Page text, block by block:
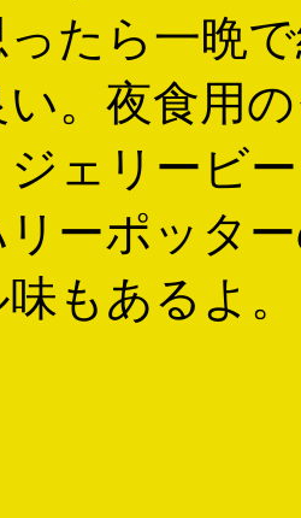
たら一晩
。夜食用
ェリービ
ーポッタ
もあるよ